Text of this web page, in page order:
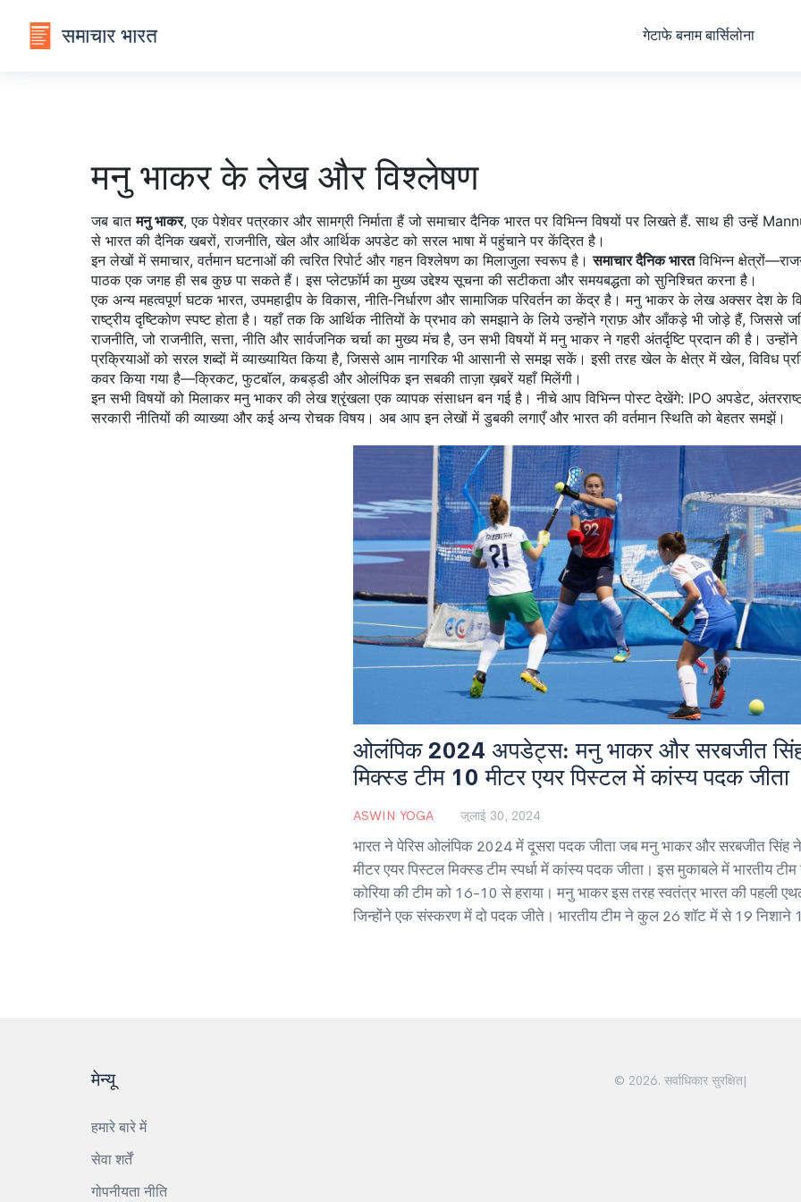
गेटाफे बनाम बार्सिलोना
मनु भाकर के लेख और विश्लेषण
जब बातमनु भाकर,एक पेशेवर पत्रकार और सामग्री निर्माता हैं जो समाचार दैनिक भारत पर विभिन्न विषयों पर लिखते हैं. साथ ही उन्हें
से भारत की दैनिक खबरों, राजनीति, खेल और आर्थिक अपडेट को सरल भाषा में पहुंचाने पर केंद्रित है।
इन लेखों मेंसमाचार,वर्तमान घटनाओं की त्वरित रिपोर्ट और गहन विश्लेषण का मिलाजुला स्वरूप है ।समाचार दैनिक भारतविभिन्न
पाठक एक जगह ही सब कुछ पा सकते हैं। इस प्लेटफ़ॉर्म का मुख्य उद्देश्य सूचना की सटीकता और समयबद्धता को सुनिश्चित करना है।
एक अन्य महत्वपूर्ण घटक भारत,उपमहाद्वीप के विकास, नीति‑निर्धारण और सामाजिक परिवर्तन का केंद्र है। मनु भाकर के लेख अक्सर देश के
राष्ट्रीय दृष्टिकोण स्पष्ट होता है। यहाँ तक कि आर्थिक नीतियों के प्रभाव को समझाने के लिये उन्होंने ग्राफ़ और आँकड़े भी जोड़े हैं, जिससे
राजनीति, जोराजनीति,सत्ता, नीति और सार्वजनिक चर्चा का मुख्य मंच है, उन सभी विषयों में मनु भाकर ने गहरी अंतर्दृष्टि प्रदान की है।
प्रक्रियाओं को सरल शब्दों में व्याख्यायित किया है, जिससे आम नागरिक भी आसानी से समझ सकें। इसी तरह खेल के क्षेत्र मेंखेल,विविध
कवर किया गया है—क्रिकट, फुटबॉल, कबड्डी और ओलंपिक इन सबकी ताज़ा ख़बरें यहाँ मिलेंगी।
इन सभी विषयों को मिलाकर मनु भाकर की लेख श्रृंखला एक व्यापक संसाधन बन गई है। नीचे आप विभिन्न पोस्ट देखेंगे: IPO अपडेट,
सरकारी नीतियों की व्याख्या और कई अन्य रोचक विषय। अब आप इन लेखों में डुबकी लगाएँ और भारत की वर्तमान स्थिति को बेहतर समझें।
ओलंपिक 2024 अपडेट्स: मनु भाकर और सरबजीत
मिक्स्ड टीम 10 मीटर एयर पिस्टल में कांस्य पदक जीता
ASWIN YOGA जुलाई 30, 2024
भारत ने पेरिस ओलंपिक 2024 में दूसरा पदक जीता जब मनु भाकर और सरबजीत सिंह
मीटर एयर पिस्टल मिक्स्ड टीम स्पर्धा में कांस्य पदक जीता। इस मुकाबले में भारतीय टीम
कोरिया की टीम को 16-10 से हराया। मनु भाकर इस तरह स्वतंत्र भारत की पहली
जिन्होंने एक संस्करण में दो पदक जीते। भारतीय टीम ने कुल 26 शॉट में से 19
मेन्यू
हमारे बारे में
सेवा शर्तें
गोपनीयता नीति
© 2026. सर्वाधिकार सुरक्षित|